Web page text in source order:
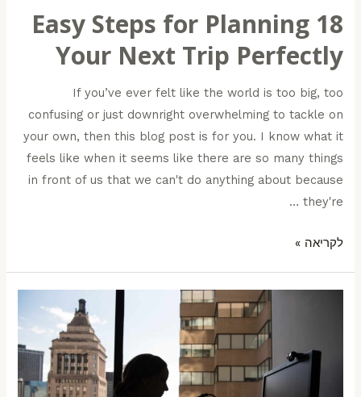
18 Easy Steps for Planning
Your Next Trip Perfectly
If you’ve ever felt like the world is too big, too
confusing or just downright overwhelming to tackle on
your own, then this blog post is for you. I know what it
feels like when it seems like there are so many things
in front of us that we can't do anything about because
they're …
לקריאה »